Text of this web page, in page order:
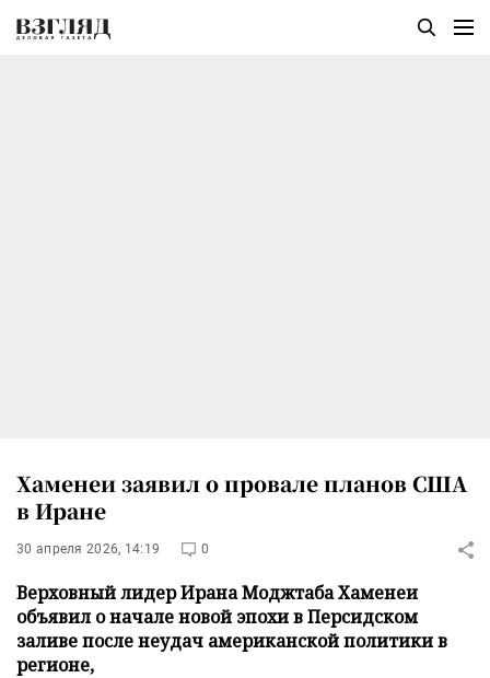
Хаменеи заявил о провале планов США
в Иране
30 апреля 2026, 14:19 0
Верховный лидер Ирана Моджтаба Хаменеи
объявил о начале новой эпохи в Персидском
заливе после неудач американской политики в
регионе,